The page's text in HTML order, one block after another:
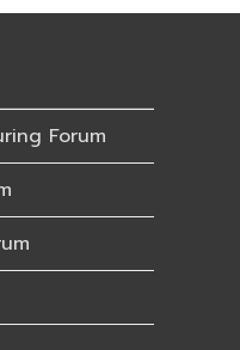
Forum